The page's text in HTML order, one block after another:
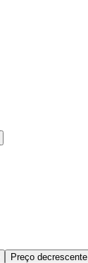
Preço decrescente